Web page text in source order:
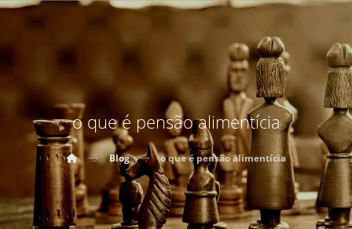
o que é pensão alimentícia
Blog o que é pensão alimentícia